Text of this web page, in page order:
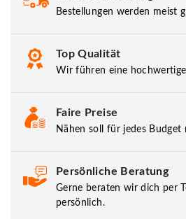
Bestellungen werden meist
Top Qualität
Wir führen eine
Faire Preise
Nähen soll für jedes Budget
Persönliche Beratung
Gerne beraten wir dich per
persönlich.